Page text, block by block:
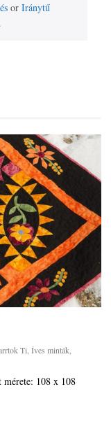
orIránytű
Ti ,Íves minták
108 x 108